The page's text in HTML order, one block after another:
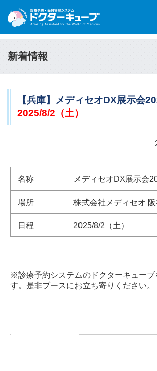
新着情報
【兵庫】メディセオDX展示会
2025/8/2（土）
名称 メディセオDX展示会
場所 株式会社メディセオ
日程 2025/8/2（土）
※診療予約システムのドクターキューブ
す。是非ブースにお立ち寄りください。